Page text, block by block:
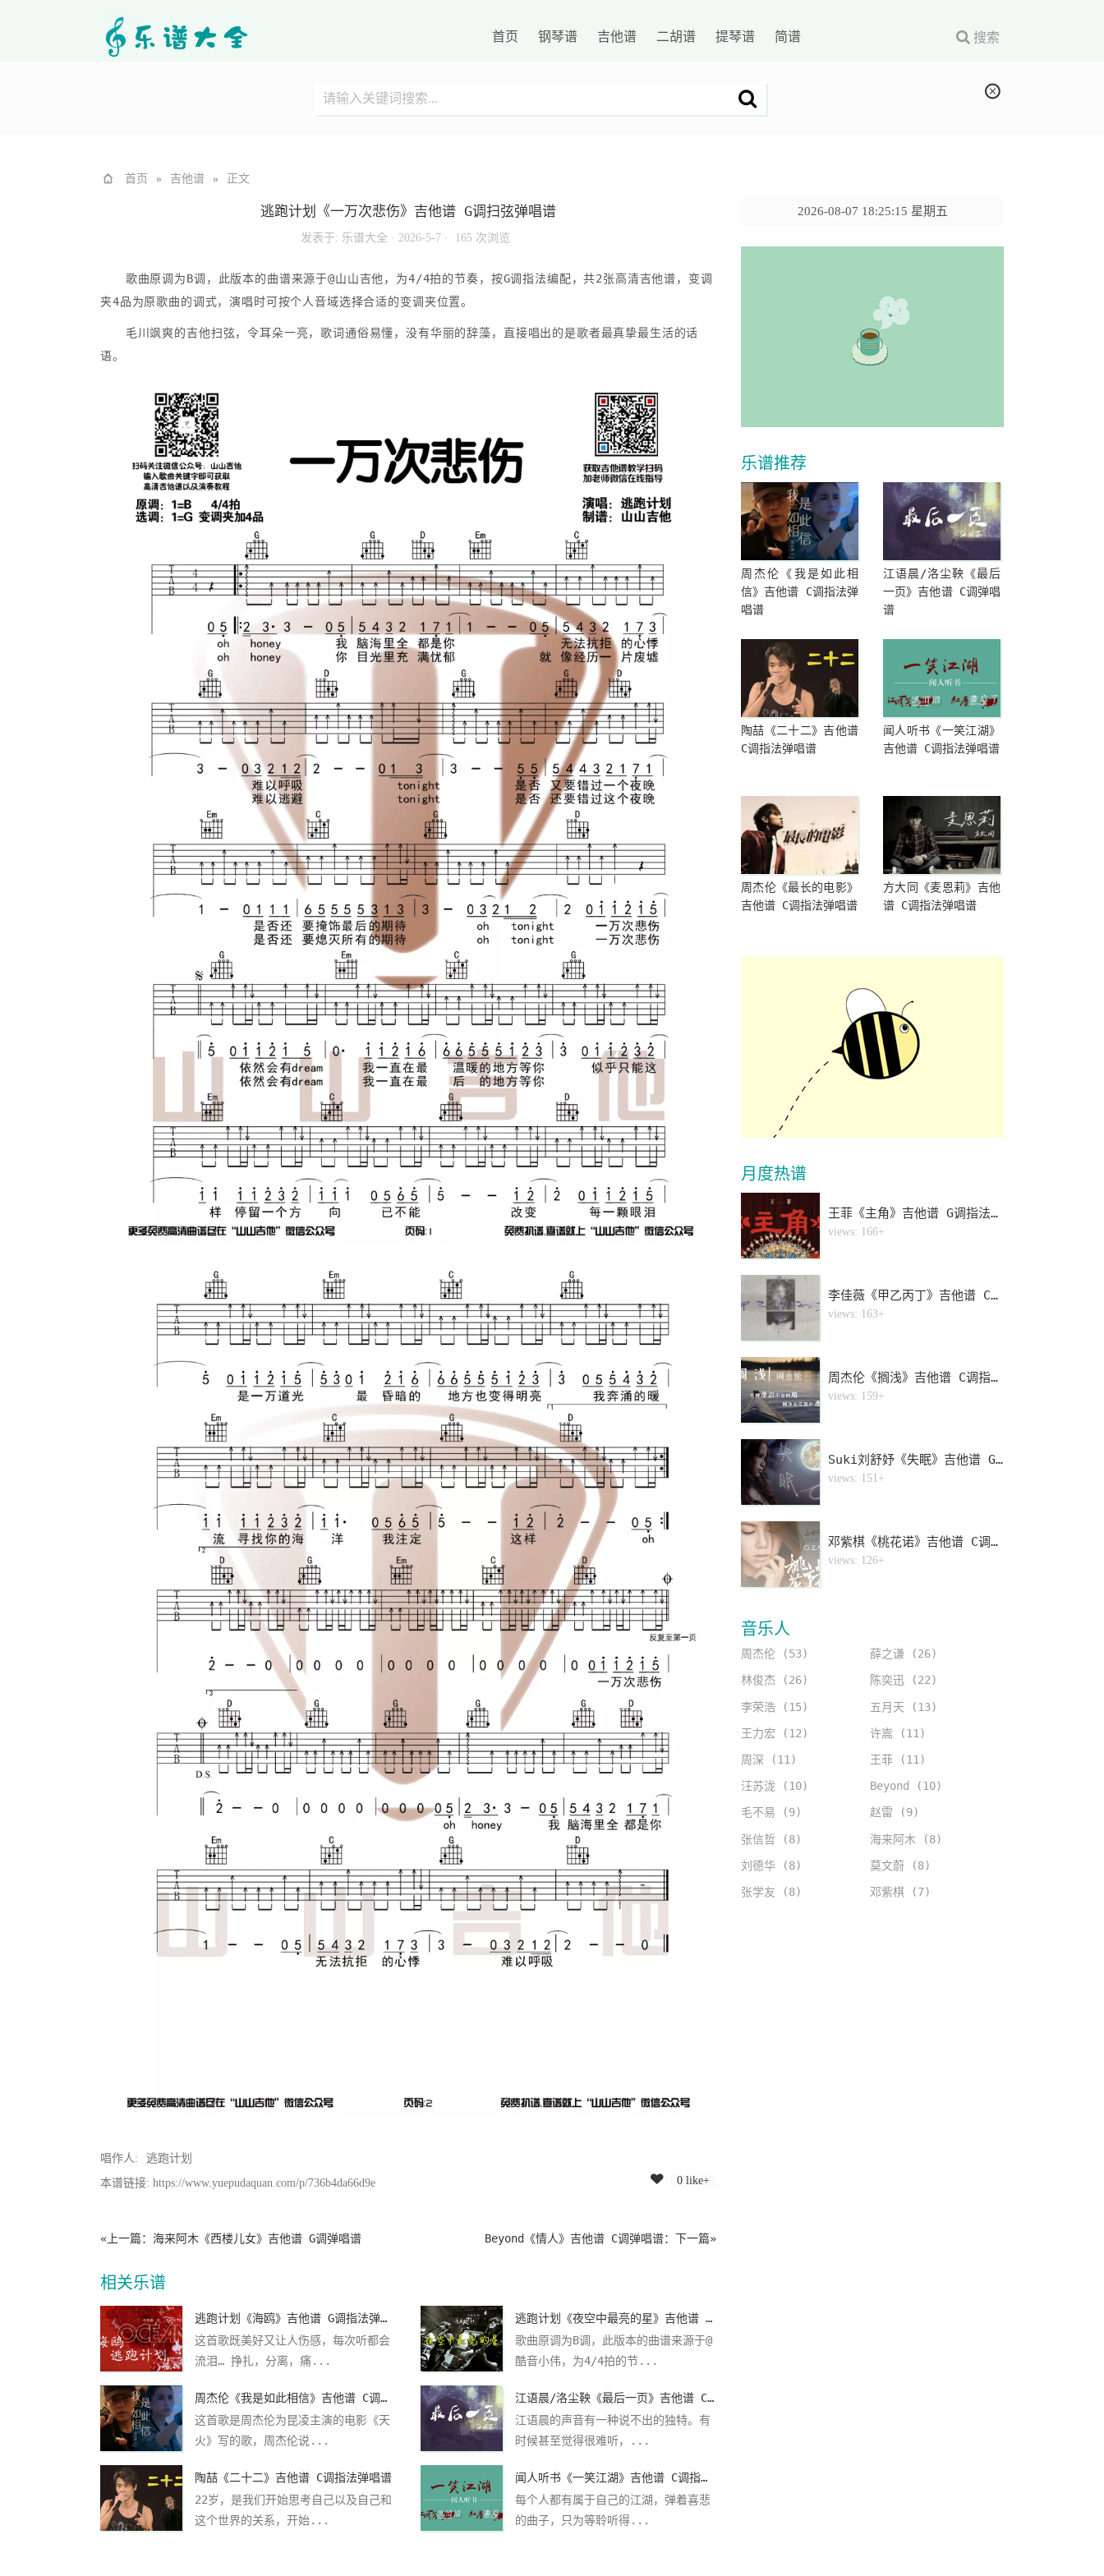
首页 钢琴谱 吉他谱 二胡谱 提琴谱 简谱 搜索
首页 » 吉他谱 » 正文
逃跑计划《一万次悲伤》吉他谱 G调扫弦弹唱谱
发表于: 乐谱大全· 2026-5-7 · 165 次浏览
歌曲原调为B调，此版本的曲谱来源于@山山吉他，为4/4拍的节奏，按G调指法编配，共2张高清吉他谱，变调
夹4品为原歌曲的调式，演唱时可按个人音域选择合适的变调夹位置。
毛川飒爽的吉他扫弦，令耳朵一亮，歌词通俗易懂，没有华丽的辞藻，直接唱出的是歌者最真挚最生活的话
语。
唱作人:
逃跑计划
本谱链接: https://www.yuepudaquan.com/p/736b4da66d9e
0 like+
«上一篇： 海来阿木《西楼儿女》吉他谱 G调弹唱谱 Beyond《情人》吉他谱 C调弹唱谱：下一篇»
相关乐谱
逃跑计划《海鸥》吉他谱 G调指法弹唱谱
这首歌既美好又让人伤感，每次听都会
流泪… 挣扎，分离，痛...
逃跑计划《夜空中最亮的星》吉他谱 C调简单弹唱谱
歌曲原调为B调，此版本的曲谱来源于@
酷音小伟，为4/4拍的节...
周杰伦《我是如此相信》吉他谱 C调指法弹唱谱
这首歌是周杰伦为昆凌主演的电影《天
火》写的歌，周杰伦说...
江语晨/洛尘鞅《最后一页》吉他谱 C调弹唱谱
江语晨的声音有一种说不出的独特。有
时候甚至觉得很难听，...
陶喆《二十二》吉他谱 C调指法弹唱谱
22岁，是我们开始思考自己以及自己和
这个世界的关系，开始...
闻人听书《一笑江湖》吉他谱 C调指法弹唱谱
每个人都有属于自己的江湖，弹着喜悲
的曲子，只为等聆听得...
2026-08-07 18:25:16 星期五
乐谱推荐
周杰伦《我是如此相
信》吉他谱 C调指法弹
唱谱
江语晨/洛尘鞅《最后
一页》吉他谱 C调弹唱
谱
陶喆《二十二》吉他谱
C调指法弹唱谱
闻人听书《一笑江湖》
吉他谱 C调指法弹唱谱
周杰伦《最长的电影》
吉他谱 C调指法弹唱谱
方大同《麦恩莉》吉他
谱 C调指法弹唱谱
月度热谱
1
王菲《主角》吉他谱 G调指法弹唱谱
views: 166+
2
李佳薇《甲乙丙丁》吉他谱 C调指法弹唱谱
views: 163+
3
周杰伦《搁浅》吉他谱 C调指法弹唱谱
views: 159+
4
Suki刘舒妤《失眠》吉他谱 G调指法弹唱谱
views: 151+
5
邓紫棋《桃花诺》吉他谱 C调指法弹唱谱
views: 126+
音乐人
周杰伦 (53) 薛之谦 (26)
林俊杰 (26) 陈奕迅 (22)
李荣浩 (15) 五月天 (13)
王力宏 (12) 许嵩 (11)
周深 (11) 王菲 (11)
汪苏泷 (10) Beyond (10)
毛不易 (9) 赵雷 (9)
张信哲 (8) 海来阿木 (8)
刘德华 (8) 莫文蔚 (8)
张学友 (8) 邓紫棋 (7)